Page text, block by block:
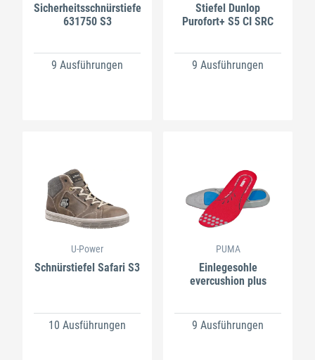
Sicherheitsschnürstiefel
631750 S3
9 Ausführungen
Stiefel Dunlop
Purofort+ S5 CI SRC
9 Ausführungen
U-Power
Schnürstiefel Safari S3
10 Ausführungen
PUMA
Einlegesohle
evercushion plus
9 Ausführungen